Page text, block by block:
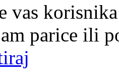
vas
parice ili